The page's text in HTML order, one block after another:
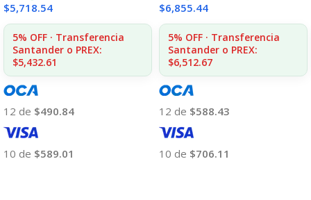
$5,718.54
5% OFF · Transferencia
Santander o PREX:
$5,432.61
12 de $490.84
10 de $589.01
$6,855.44
5% OFF · Transferencia
Santander o PREX:
$6,512.67
12 de $588.43
10 de $706.11